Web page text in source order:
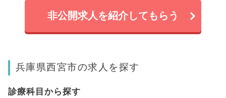
非公開求人を紹介してもらう
兵庫県西宮市の求人を探す
診療科目から探す